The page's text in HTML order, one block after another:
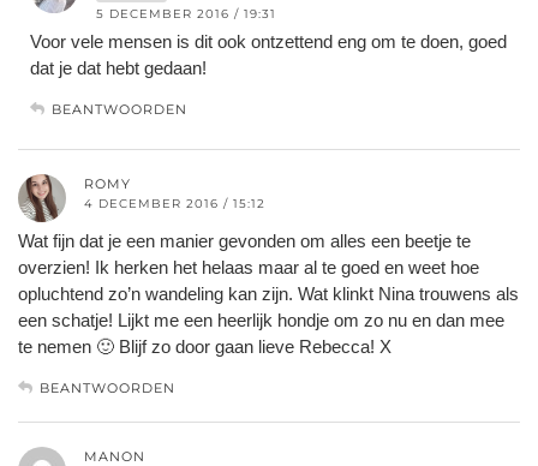
5 DECEMBER 2016 / 19:31
Voor vele mensen is dit ook ontzettend eng om te doen, goed
dat je dat hebt gedaan!
BEANTWOORDEN
ROMY
4 DECEMBER 2016 / 15:12
Wat fijn dat je een manier gevonden om alles een beetje te
overzien! Ik herken het helaas maar al te goed en weet hoe
opluchtend zo’n wandeling kan zijn. Wat klinkt Nina trouwens als
een schatje! Lijkt me een heerlijk hondje om zo nu en dan mee
te nemen 🙂 Blijf zo door gaan lieve Rebecca! X
BEANTWOORDEN
MANON